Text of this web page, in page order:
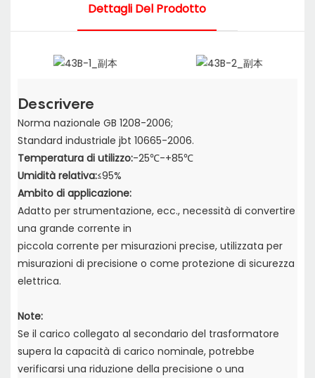
Dettagli Del Prodotto
Descrivere
Norma nazionale GB 1208-2006;
Standard industriale jbt 10665-2006.
Temperatura di utilizzo:-25℃-+85℃
Umidità relativa:≤95%
Ambito di applicazione:
Adatto per strumentazione, ecc., necessità di convertire
una grande corrente in
piccola corrente per misurazioni precise, utilizzata per
misurazioni di precisione o come protezione di sicurezza
elettrica.
Note:
Se il carico collegato al secondario del trasformatore
supera la capacità di carico nominale, potrebbe
verificarsi una riduzione della precisione o una